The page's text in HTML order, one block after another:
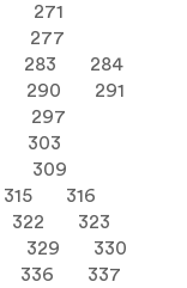
271
277
283
284
290
291
297
303
309
315
316
322
323
329
330
336
337